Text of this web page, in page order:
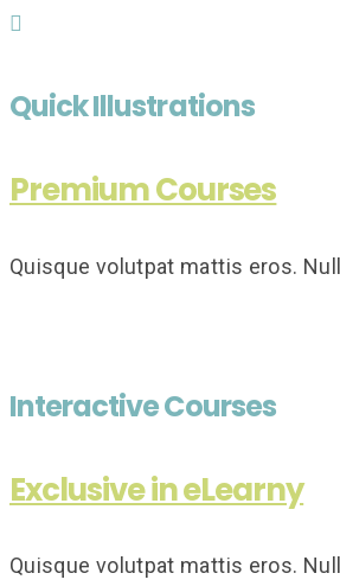
Quick Illustrations
Premium Courses
Quisque volutpat mattis eros.
Interactive Courses
Exclusive in eLearny
Quisque volutpat mattis eros.